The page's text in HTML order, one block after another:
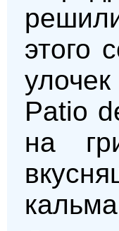
этого
Patio
на